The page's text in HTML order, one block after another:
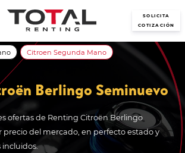
SOLICITA
COTIZACIÓN
Berlingo Seminuevo
ofertas de Renting Citroën Berlingo
del mercado, en perfecto estado y
incluidos.
Citroen Segunda Mano